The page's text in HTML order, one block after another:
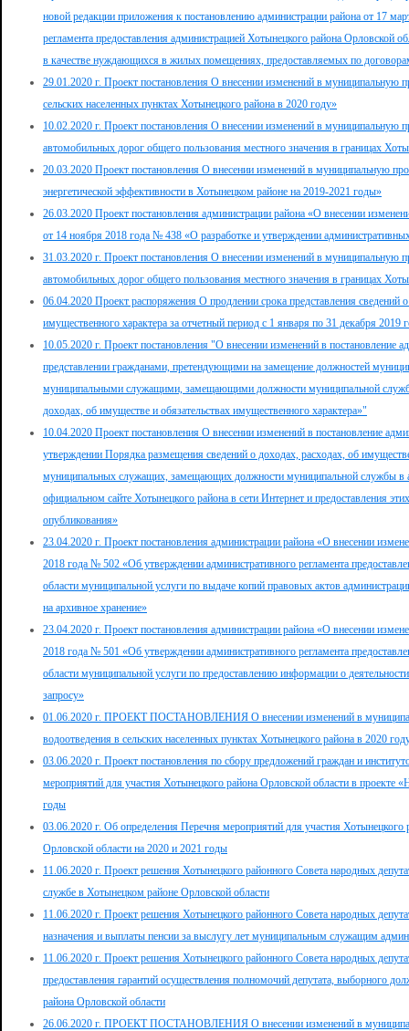
новой редакции приложения к постановлению администрации района от 17
регламента предоставления администрацией Хотынецкого района Орловской
в качестве нуждающихся в жилых помещениях, предоставляемых по
29.01.2020 г. Проект постановления О внесении изменений в
сельских населенных пунктах Хотынецкого района в 2020 году»
10.02.2020 г. Проект постановления О внесении изменений в муниципальную
автомобильных дорог общего пользования местного значения в границах
20.03.2020 Проект постановления О внесении изменений в муниципальную
энергетической эффективности в Хотынецком районе на 2019-2021 годы»
26.03.2020 Проект постановления администрации района «О внесении
от 14 ноября 2018 года № 438 «О разработке и утверждении
31.03.2020 г. Проект постановления О внесении изменений в муниципальную
автомобильных дорог общего пользования местного значения в границах
06.04.2020 Проект распоряжения О продлении срока представления сведений
имущественного характера за отчетный период с 1 января по 31 декабря 2019
10.05.2020 г. Проект постановления "О внесении изменений в
представлении гражданами, претендующими на замещение должностей
муниципальными служащими, замещающими должности муниципальной
доходах, об имуществе и обязательствах имущественного характера»"
10.04.2020 Проект постановления О внесении изменений в постановление
утверждении Порядка размещения сведений о доходах, расходах, об
муниципальных служащих, замещающих должности муниципальной службы в
официальном сайте Хотынецкого района в сети Интернет и предоставления
опубликования»
23.04.2020 г. Проект постановления администрации района «О внесении
2018 года № 502 «Об утверждении административного регламента
области муниципальной услуги по выдаче копий правовых актов
на архивное хранение»
23.04.2020 г. Проект постановления администрации района «О внесении
2018 года № 501 «Об утверждении административного регламента
области муниципальной услуги по предоставлению информации о
запросу»
01.06.2020 г. ПРОЕКТ ПОСТАНОВЛЕНИЯ О внесении изменений в
водоотведения в сельских населенных пунктах Хотынецкого района в 2020
03.06.2020 г. Проект постановления по сбору предложений граждан и
мероприятий для участия Хотынецкого района Орловской области в проекте
годы
03.06.2020 г. Об определения Перечня мероприятий для участия
Орловской области на 2020 и 2021 годы
11.06.2020 г. Проект решения Хотынецкого районного Совета народных
службе в Хотынецком районе Орловской области
11.06.2020 г. Проект решения Хотынецкого районного Совета народных
назначения и выплаты пенсии за выслугу лет муниципальным служащим
11.06.2020 г. Проект решения Хотынецкого районного Совета народных
предоставления гарантий осуществления полномочий депутата, выборного
района Орловской области
26.06.2020 г. ПРОЕКТ ПОСТАНОВЛЕНИЯ О внесении изменений в